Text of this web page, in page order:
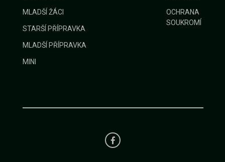
MLADŠÍ ŽÁCI
STARŠÍ PŘÍPRAVKA
MLADŠÍ PŘÍPRAVKA
MINI
OCHRANA
SOUKROMÍ